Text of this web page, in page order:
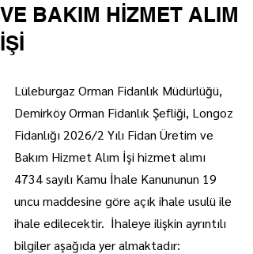
VE BAKIM HİZMET ALIM
İŞİ
Lüleburgaz Orman Fidanlık Müdürlüğü,
Demirköy Orman Fidanlık Şefliği, Longoz
Fidanlığı 2026/2 Yılı Fidan Üretim ve
Bakım Hizmet Alım İşi hizmet alımı
4734 sayılı Kamu İhale Kanununun 19
uncu maddesine göre açık ihale usulü ile
ihale edilecektir.  İhaleye ilişkin ayrıntılı
bilgiler aşağıda yer almaktadır: